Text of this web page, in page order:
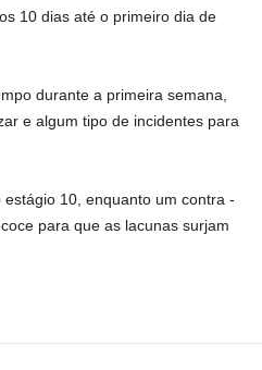
10 dias até o primeiro dia de
durante a primeira semana,
e algum tipo de incidentes para
10, enquanto um contra -
para que as lacunas surjam